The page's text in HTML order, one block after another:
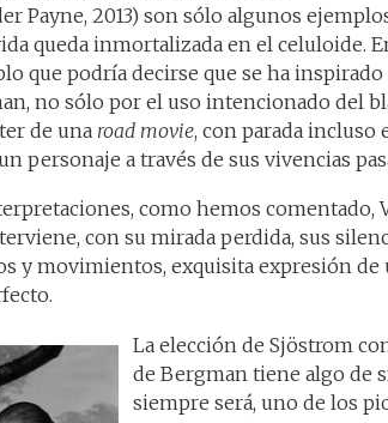
Payne, 2013) son sólo algunos
queda inmortalizada en el celuloide.
que podría decirse que se ha
no sólo por el uso intencionado del
de una road movie, con parada incluso
personaje a través de sus vivencias
como hemos comentado,
con su mirada perdida, sus
y movimientos, exquisita expresión de
La elección de Sjöstrom
de Bergman tiene algo de
siempre será, uno de los